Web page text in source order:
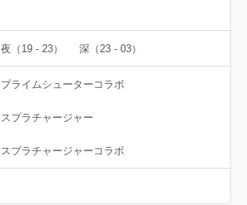
夜（19 - 23） 深（23 - 03）
プライムシューターコラボ
スプラチャージャー
スプラチャージャーコラボ